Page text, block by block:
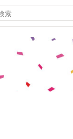
3分で読める
所さんお届け